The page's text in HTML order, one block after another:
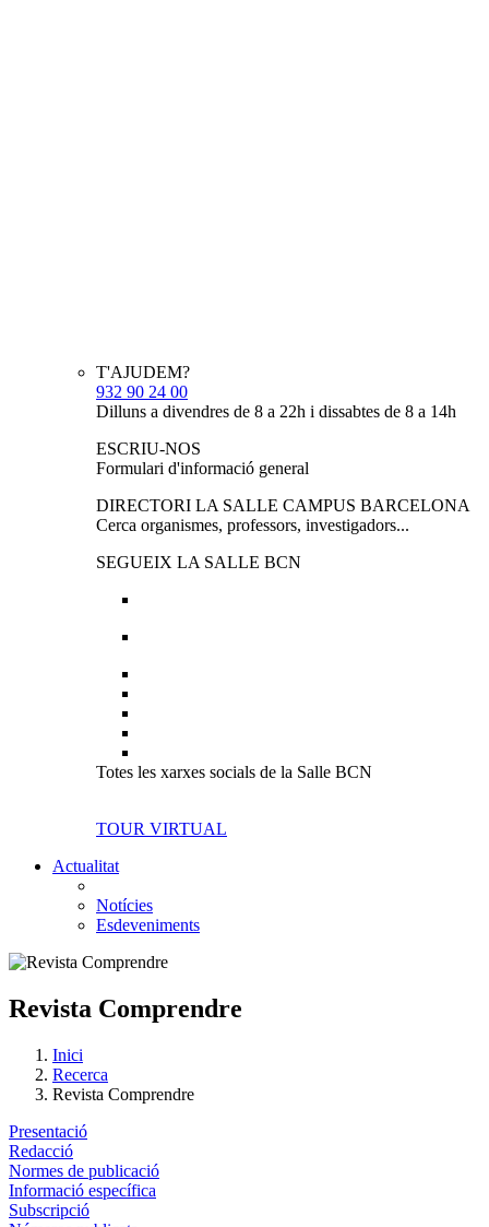
T'AJUDEM?
932 90 24 00
Dilluns a divendres de 8 a 22h i dissabtes de 8 a 14h
ESCRIU-NOS
Formulari d'informació general
DIRECTORI LA SALLE CAMPUS BARCELONA
Cerca organismes, professors, investigadors...
SEGUEIX LA SALLE BCN
Totes les xarxes socials de la Salle BCN
TOUR VIRTUAL
Actualitat
Notícies
Esdeveniments
Revista Comprendre
Inici
Recerca
Revista Comprendre
Presentació
Redacció
Normes de publicació
Informació específica
Subscripció